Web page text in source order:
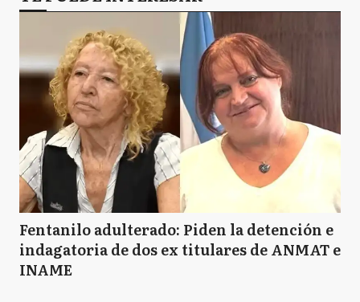
Fentanilo adulterado: Piden la detención e
indagatoria de dos ex titulares de ANMAT e
INAME